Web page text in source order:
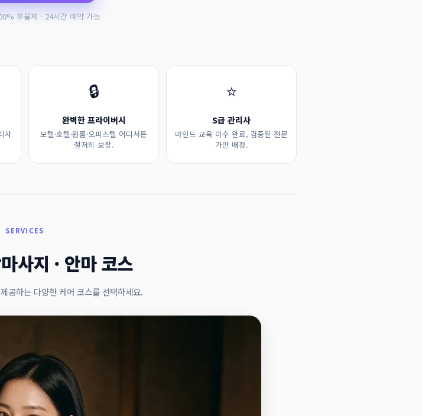
후불제 · 24시간 예약 가능
사
🔒
완벽한 프라이버시
모텔·호텔·원룸·오피스텔 어디서든
철저히 보장.
⭐
S급 관리사
마인드 교육 이수 완료, 검증된 전문
가만 배정.
SERVICES
사지 · 안마 코스
공하는 다양한 케어 코스를 선택하세요.